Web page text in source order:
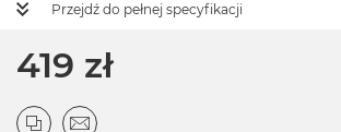
Przejdź do pełnej specyfikacji
419 zł